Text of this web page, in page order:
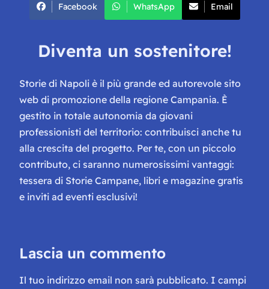
Facebook WhatsApp Email
Diventa un sostenitore!
Storie di Napoli è il più grande ed autorevole sito
web di promozione della regione Campania. È
gestito in totale autonomia da giovani
professionisti del territorio: contribuisci anche tu
alla crescita del progetto. Per te, con un piccolo
contributo, ci saranno numerosissimi vantaggi:
tessera di Storie Campane, libri e magazine gratis
e inviti ad eventi esclusivi!
Lascia un commento
Il tuo indirizzo email non sarà pubblicato. I campi